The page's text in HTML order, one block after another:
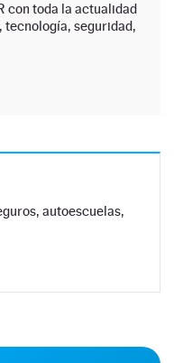
con toda la actualidad
tecnología, seguridad,
autoescuelas,